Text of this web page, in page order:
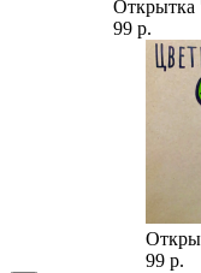
Открытка
99 р.
99 р.